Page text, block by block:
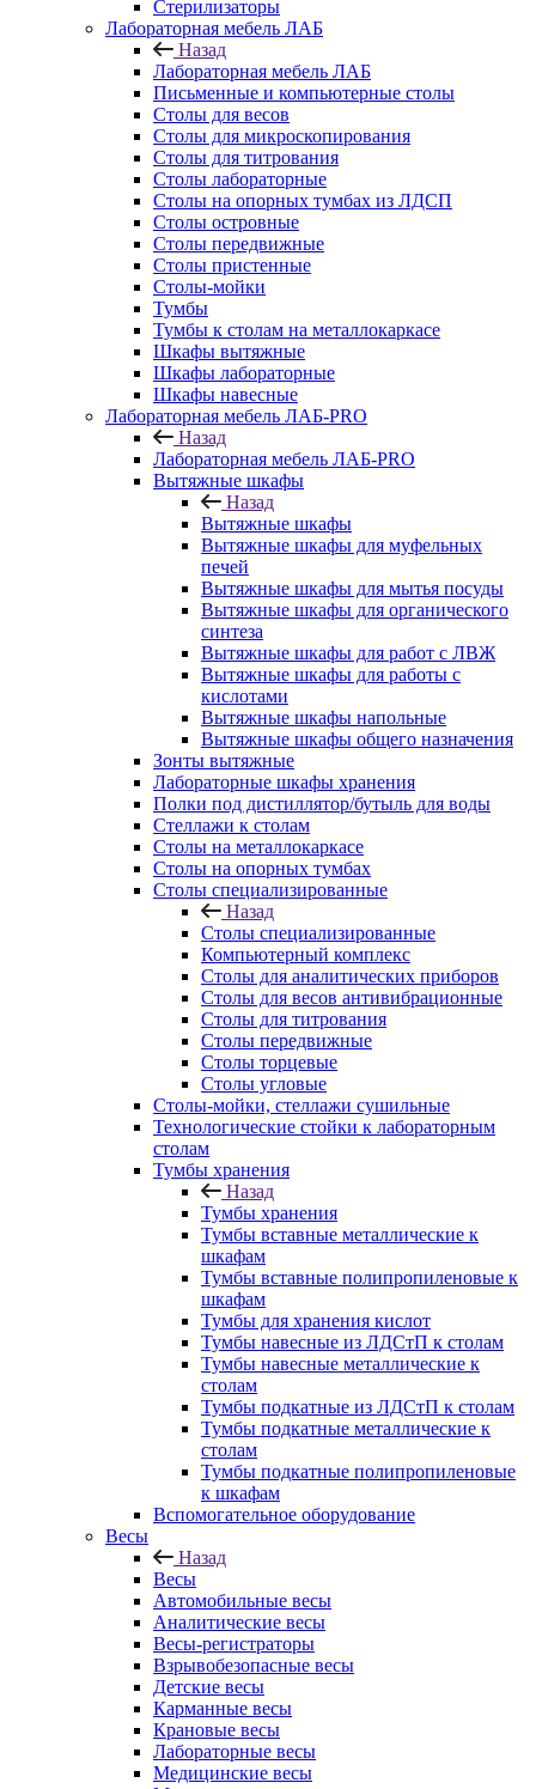
Стерилизаторы
Лабораторная мебель ЛАБ
Назад
Лабораторная мебель ЛАБ
Письменные и компьютерные столы
Столы для весов
Столы для микроскопирования
Столы для титрования
Столы лабораторные
Столы на опорных тумбах из ЛДСП
Столы островные
Столы передвижные
Столы пристенные
Столы-мойки
Тумбы
Тумбы к столам на металлокаркасе
Шкафы вытяжные
Шкафы лабораторные
Шкафы навесные
Лабораторная мебель ЛАБ-PRO
Назад
Лабораторная мебель ЛАБ-PRO
Вытяжные шкафы
Назад
Вытяжные шкафы
Вытяжные шкафы для муфельных
печей
Вытяжные шкафы для мытья посуды
Вытяжные шкафы для органического
синтеза
Вытяжные шкафы для работ с ЛВЖ
Вытяжные шкафы для работы с
кислотами
Вытяжные шкафы напольные
Вытяжные шкафы общего назначения
Зонты вытяжные
Лабораторные шкафы хранения
Полки под дистиллятор/бутыль для воды
Стеллажи к столам
Столы на металлокаркасе
Столы на опорных тумбах
Столы специализированные
Назад
Столы специализированные
Компьютерный комплекс
Столы для аналитических приборов
Столы для весов антивибрационные
Столы для титрования
Столы передвижные
Столы торцевые
Столы угловые
Столы-мойки, стеллажи сушильные
Технологические стойки к лабораторным
столам
Тумбы хранения
Назад
Тумбы хранения
Тумбы вставные металлические к
шкафам
Тумбы вставные полипропиленовые к
шкафам
Тумбы для хранения кислот
Тумбы навесные из ЛДСтП к столам
Тумбы навесные металлические к
столам
Тумбы подкатные из ЛДСтП к столам
Тумбы подкатные металлические к
столам
Тумбы подкатные полипропиленовые
к шкафам
Вспомогательное оборудование
Весы
Назад
Весы
Автомобильные весы
Аналитические весы
Весы-регистраторы
Взрывобезопасные весы
Детские весы
Карманные весы
Крановые весы
Лабораторные весы
Медицинские весы